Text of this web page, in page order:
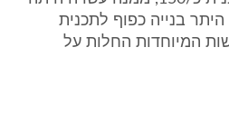
בנייה כפוף לתכנית
המיוחדות החלות על